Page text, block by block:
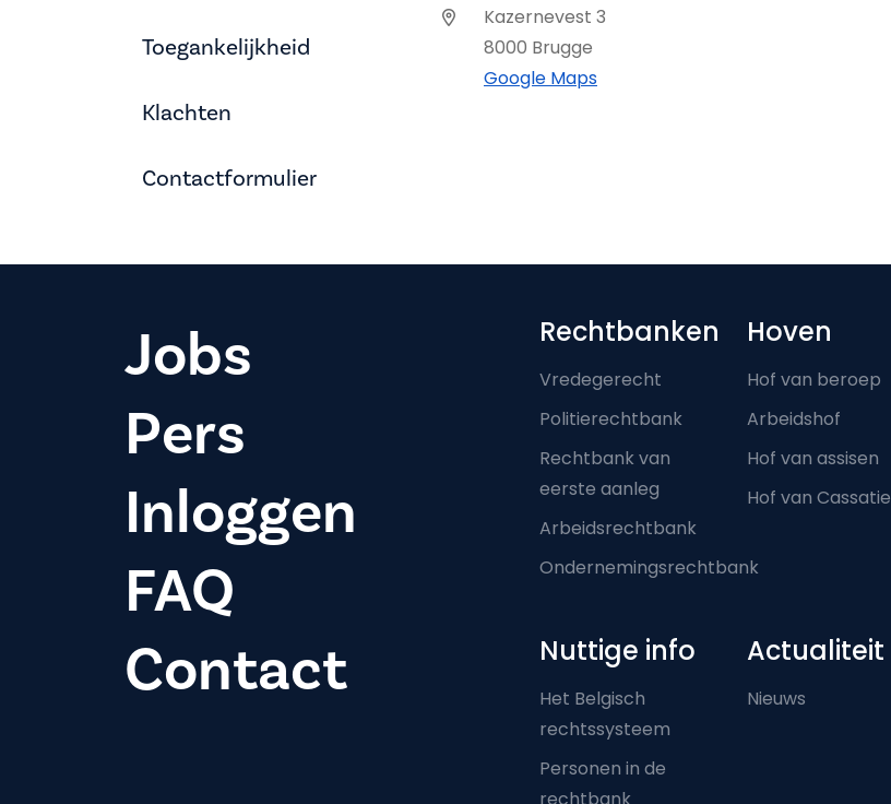
Toegankelijkheid
Klachten
Contactformulier
Kazernevest 3
8000 Brugge
Google Maps
Jobs
Pers
Inloggen
FAQ
Contact
Footer-menu
Rechtbanken
Vredegerecht
Politierechtbank
Rechtbank van
eerste aanleg
Arbeidsrechtbank
Ondernemingsrechtbank
Hoven
Hof van beroep
Arbeidshof
Hof van assisen
Hof van Cassatie
Nuttige info
Het Belgisch
rechtssysteem
Personen in de
Actualiteit
Nieuws